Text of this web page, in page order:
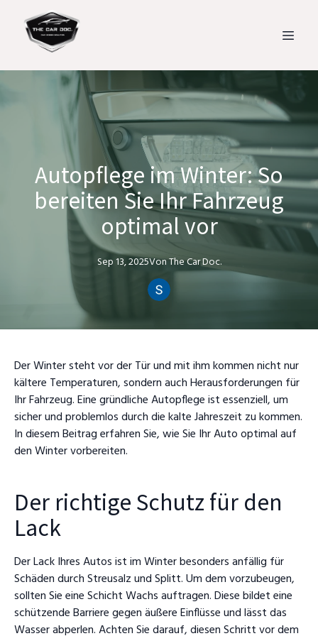
Autopflege im Winter: So
bereiten Sie Ihr Fahrzeug
optimal vor
Sep 13, 2025VonThe CarDoc.
Der Winter steht vor der Tür und mit ihm kommen nicht nur
kältere Temperaturen, sondern auch Herausforderungen für
Ihr Fahrzeug. Eine gründliche Autopflege ist essenziell, um
sicher und problemlos durch die kalte Jahreszeit zu kommen.
In diesem Beitrag erfahren Sie, wie Sie Ihr Auto optimal auf
den Winter vorbereiten.
Der richtige Schutz für den
Lack
Der Lack Ihres Autos ist im Winter besonders anfällig für
Schäden durch Streusalz und Splitt. Um dem vorzubeugen,
sollten Sie eine Schicht Wachs auftragen. Diese bildet eine
schützende Barriere gegen äußere Einflüsse und lässt das
Wasser abperlen. Achten Sie darauf, diesen Schritt vor dem